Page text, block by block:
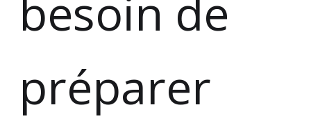
besoin de
préparer